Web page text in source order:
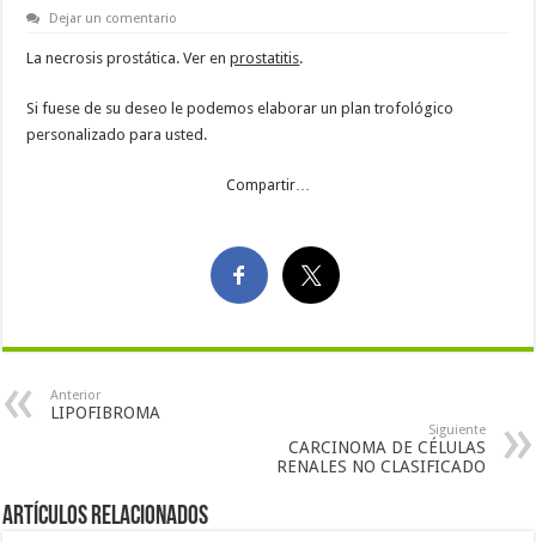
Dejar un comentario
La necrosis prostática. Ver enprostatitis.
Si fuese de su deseo le podemos elaborar un plan trofológico
personalizado para usted.
Compartir…
Anterior
LIPOFIBROMA
Siguiente
CARCINOMA DE CÉLULAS
RENALES NO CLASIFICADO
Artículos Relacionados